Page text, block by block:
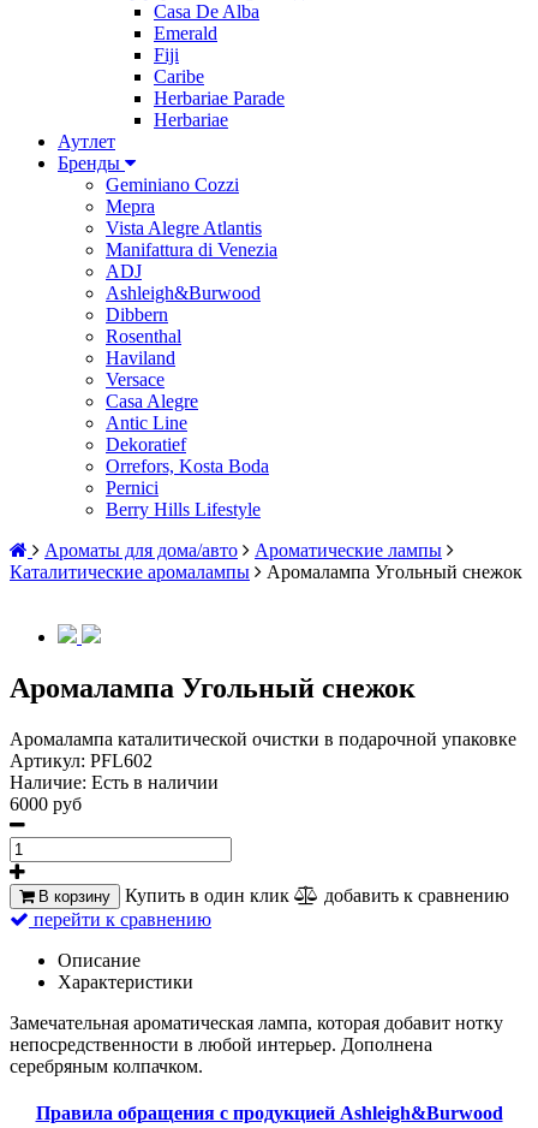
Casa De Alba
Emerald
Fiji
Caribe
Herbariae Parade
Herbariae
Аутлет
Бренды
Geminiano Cozzi
Mepra
Vista Alegre Atlantis
Manifattura di Venezia
ADJ
Ashleigh&Burwood
Dibbern
Rosenthal
Haviland
Versace
Casa Alegre
Antic Line
Dekoratief
Orrefors, Kosta Boda
Pernici
Berry Hills Lifestyle
Ароматы для дома/авто
Ароматические лампы
Каталитические аромалампы
Аромалампа Угольный снежок
Аромалампа Угольный снежок
Аромалампа каталитической очистки в подарочной упаковке
Артикул: PFL602
Наличие: Есть в наличии
6000 руб
В корзину Купить в один клик
добавить к сравнению
перейти к сравнению
Описание
Характеристики
Замечательная ароматическая лампа, которая добавит нотку
непосредственности в любой интерьер. Дополнена
серебряным колпачком.
Правила обращения с продукцией Ashleigh&Burwood